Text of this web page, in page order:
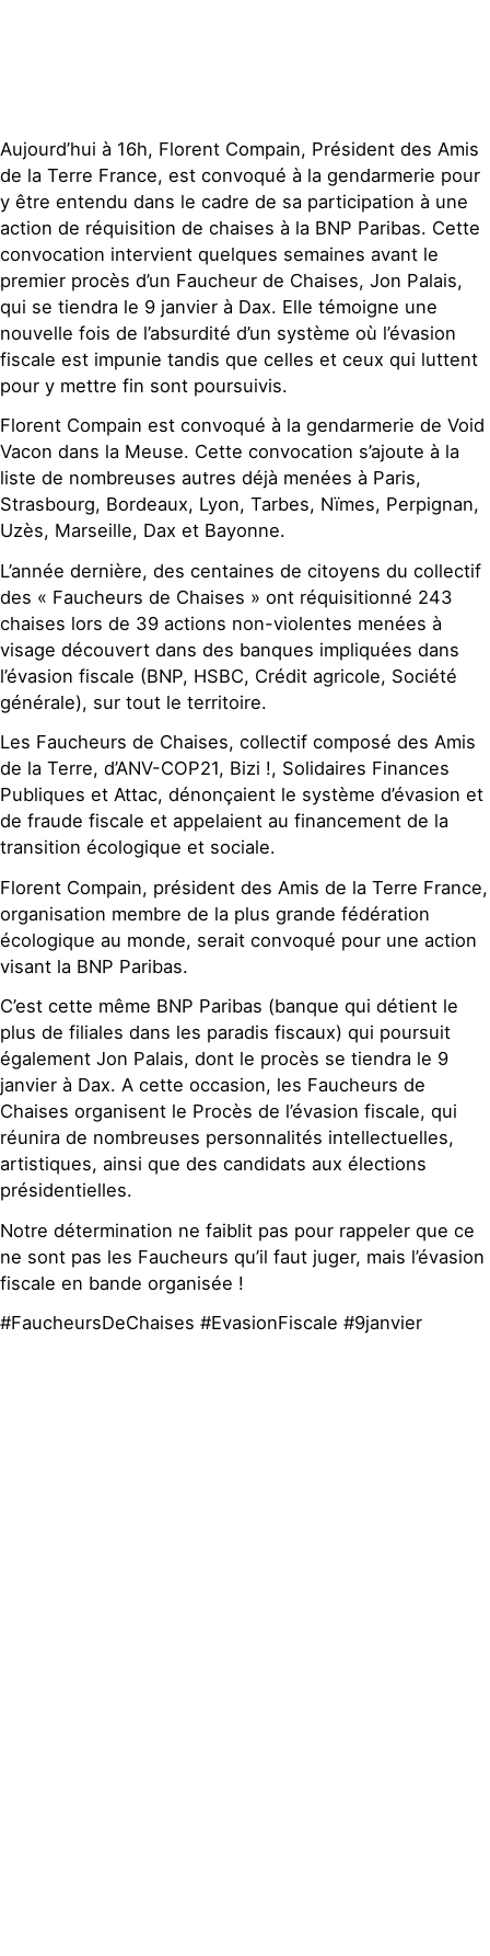
Aujourd’hui à 16h, Florent Compain, Président des Amis
de la Terre France, est convoqué à la gendarmerie pour
y être entendu dans le cadre de sa participation à une
action de réquisition de chaises à la BNP Paribas. Cette
convocation intervient quelques semaines avant le
premier procès d’un Faucheur de Chaises, Jon Palais,
qui se tiendra le 9 janvier à Dax. Elle témoigne une
nouvelle fois de l’absurdité d’un système où l’évasion
fiscale est impunie tandis que celles et ceux qui luttent
pour y mettre fin sont poursuivis.
Florent Compain est convoqué à la gendarmerie de Void
Vacon dans la Meuse. Cette convocation s’ajoute à la
liste de nombreuses autres déjà menées à Paris,
Strasbourg, Bordeaux, Lyon, Tarbes, Nïmes, Perpignan,
Uzès, Marseille, Dax et Bayonne.
L’année dernière, des centaines de citoyens du collectif
des « Faucheurs de Chaises » ont réquisitionné 243
chaises lors de 39 actions non-violentes menées à
visage découvert dans des banques impliquées dans
l’évasion fiscale (BNP, HSBC, Crédit agricole, Société
générale), sur tout le territoire.
Les Faucheurs de Chaises, collectif composé des Amis
de la Terre, d’ANV-COP21, Bizi !, Solidaires Finances
Publiques et Attac, dénonçaient le système d’évasion et
de fraude fiscale et appelaient au financement de la
transition écologique et sociale.
Florent Compain, président des Amis de la Terre France,
organisation membre de la plus grande fédération
écologique au monde, serait convoqué pour une action
visant la BNP Paribas.
C’est cette même BNP Paribas (banque qui détient le
plus de filiales dans les paradis fiscaux) qui poursuit
également Jon Palais, dont le procès se tiendra le 9
janvier à Dax. A cette occasion, les Faucheurs de
Chaises organisent le Procès de l’évasion fiscale, qui
réunira de nombreuses personnalités intellectuelles,
artistiques, ainsi que des candidats aux élections
présidentielles.
Notre détermination ne faiblit pas pour rappeler que ce
ne sont pas les Faucheurs qu’il faut juger, mais l’évasion
fiscale en bande organisée !
#FaucheursDeChaises #EvasionFiscale #9janvier